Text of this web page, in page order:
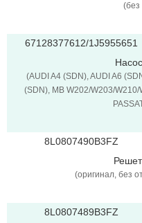
(без
67128377612/1J5955651
(AUDI A4 (SDN), AUDI A6
(SDN), MB W202/W203/W210/
8L0807490B3FZ
(оригинал, без
8L0807489B3FZ